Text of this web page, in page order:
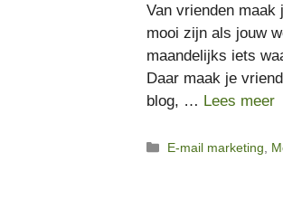
Van vrienden
mooi zijn als jouw
maandelijks iets
Daar maak je
blog, … Lees meer
Categorieën
E-mail marketing